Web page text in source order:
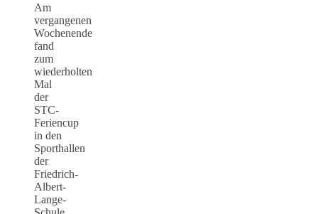
Am
vergangenen
Wochenende
fand
zum
wiederholten
Mal
der
STC-
Feriencup
in den
Sporthallen
der
Friedrich-
Albert-
Lange-